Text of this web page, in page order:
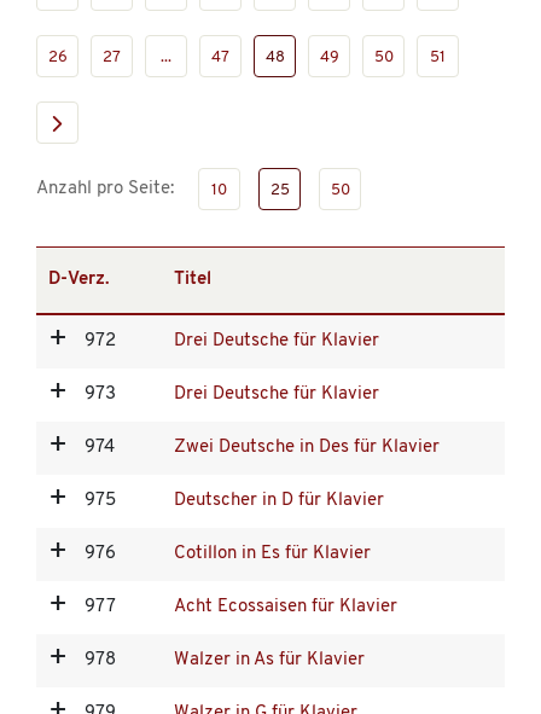
26 27 ... 47 48 49 50 51
Anzahl pro Seite: 10 25 50
D-Verz. Titel
972 Drei Deutsche für Klavier
973 Drei Deutsche für Klavier
974 Zwei Deutsche in Des für Klavier
975 Deutscher in D für Klavier
976 Cotillon in Es für Klavier
977 Acht Ecossaisen für Klavier
978 Walzer in As für Klavier